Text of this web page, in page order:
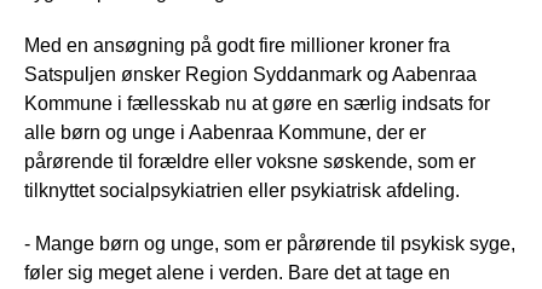
Med en ansøgning på godt fire millioner kroner fra
Satspuljen ønsker Region Syddanmark og Aabenraa
Kommune i fællesskab nu at gøre en særlig indsats for
alle børn og unge i Aabenraa Kommune, der er
pårørende til forældre eller voksne søskende, som er
tilknyttet socialpsykiatrien eller psykiatrisk afdeling.
- Mange børn og unge, som er pårørende til psykisk syge,
føler sig meget alene i verden. Bare det at tage en